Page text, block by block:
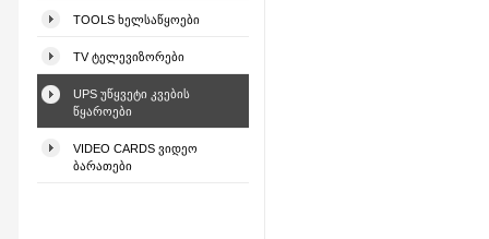
TOOLS ᲮᲔᲚᲡᲐᲬᲧᲝᲔᲑᲘ
TV ᲢᲔᲚᲔᲕᲘᲖᲝᲠᲔᲑᲘ
UPS ᲣᲬᲧᲕᲔᲢᲘ ᲙᲕᲔᲑᲘᲡ
ᲬᲧᲐᲠᲝᲔᲑᲘ
VIDEO CARDS ᲕᲘᲓᲔᲝ
ᲑᲐᲠᲐᲗᲔᲑᲘ